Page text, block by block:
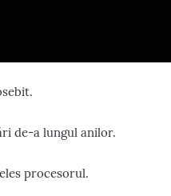
de-a lungul anilor.
procesorul.